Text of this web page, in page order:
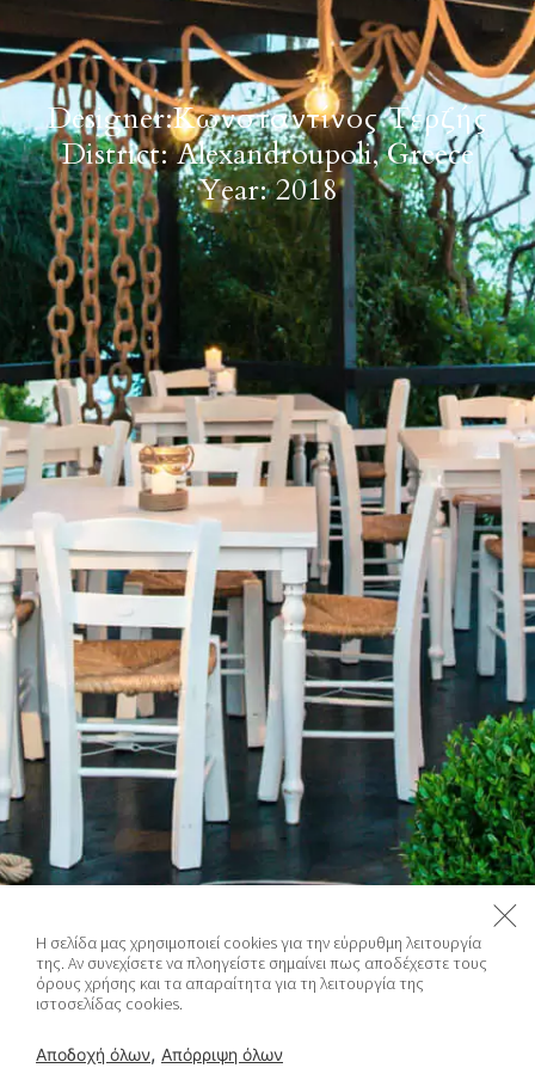
Designer:Κωνσταντίνος Τερζής
District: Alexandroupoli, Greece
Year: 2018
Η σελίδα μας χρησιμοποιεί cookies για την εύρρυθμη λειτουργία
της. Αν συνεχίσετε να πλοηγείστε σημαίνει πως αποδέχεστε τους
όρους χρήσης και τα απαραίτητα για τη λειτουργία της
ιστοσελίδας cookies.
Αποδοχή όλων, Απόρριψη όλων